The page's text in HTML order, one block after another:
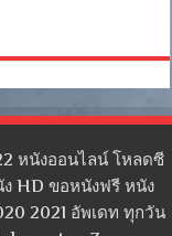
หนังออนไลน์ โหลดซี
HD ขอหนังฟรี หนัง
2021 อัพเดท ทุกวัน